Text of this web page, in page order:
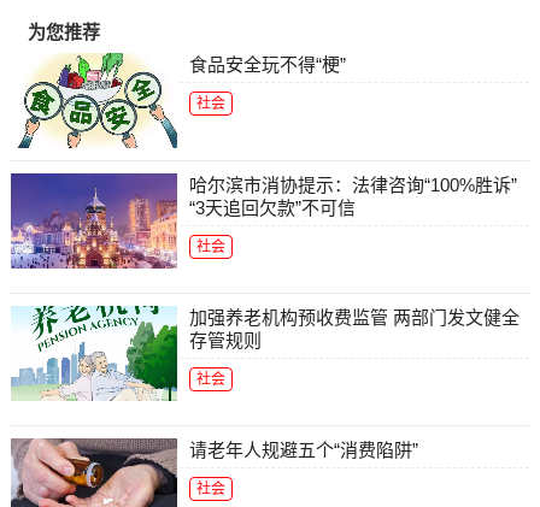
为您推荐
食品安全玩不得“梗”
社会
哈尔滨市消协提示：法律咨询“100%胜诉”
“3天追回欠款”不可信
社会
加强养老机构预收费监管 两部门发文健全
存管规则
社会
请老年人规避五个“消费陷阱”
社会